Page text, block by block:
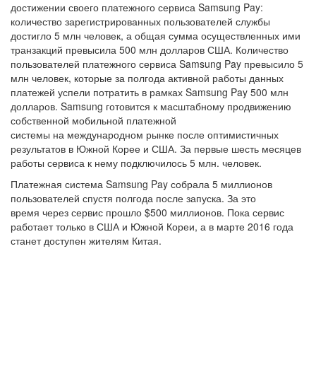
достижении своего платежного сервиса Samsung Pay:
количество зарегистрированных пользователей службы
достигло 5 млн человек, а общая сумма осуществленных ими
транзакций превысила 500 млн долларов США. Количество
пользователей платежного сервиса Samsung Pay превысило 5
млн человек, которые за полгода активной работы данных
платежей успели потратить в рамках Samsung Pay 500 млн
долларов. Samsung готовится к масштабному продвижению
собственной мобильной платежной
системы на международном рынке после оптимистичных
результатов в Южной Корее и США. За первые шесть месяцев
работы сервиса к нему подключилось 5 млн. человек.
Платежная система Samsung Pay собрала 5 миллионов
пользователей спустя полгода после запуска. За это
время через сервис прошло $500 миллионов. Пока сервис
работает только в США и Южной Кореи, а в марте 2016 года
станет доступен жителям Китая.